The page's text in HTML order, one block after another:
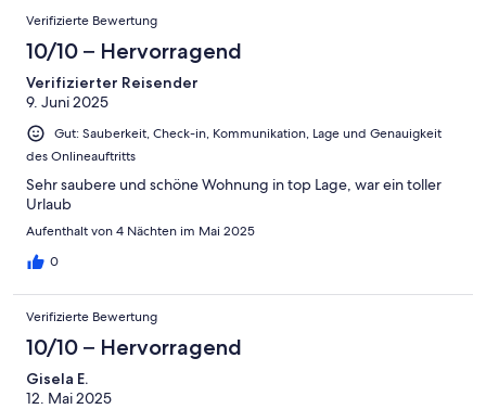
Verifizierte Bewertung
10/10 – Hervorragend
Verifizierter Reisender
9. Juni 2025
Gut: Sauberkeit, Check-in, Kommunikation, Lage und Genauigkeit
des Onlineauftritts
Sehr saubere und schöne Wohnung in top Lage, war ein toller
Urlaub
Aufenthalt von 4 Nächten im Mai 2025
0
Verifizierte Bewertung
10/10 – Hervorragend
Gisela E.
12. Mai 2025